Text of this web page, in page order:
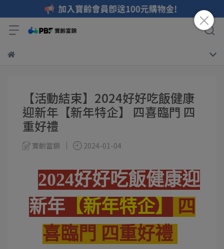
【活動結束】2024好好吃飯健康
迎新年【新年特企】 四喜臨門 四
重好禮
寶齡富錦 2024-01-04
2024好好吃飯健康迎
新年【新年特企】
四
喜臨門 四重好禮